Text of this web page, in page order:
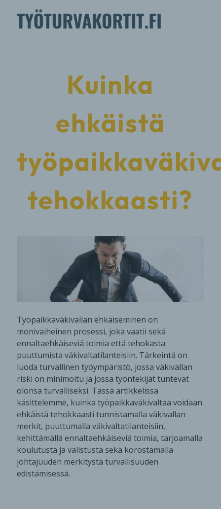
Kuinka
ehkäistä
tehokkaasti?
Työpaikkaväkivallan ehkäiseminen on
monivaiheinen prosessi, joka vaatii sekä
ennaltaehkäiseviä toimia että tehokasta
puuttumista väkivaltatilanteisiin. Tärkeintä on
luoda turvallinen työympäristö, jossa väkivallan
riski on minimoitu ja jossa työntekijät tuntevat
olonsa turvalliseksi. Tässä artikkelissa
käsittelemme, kuinka työpaikkaväkivaltaa voidaan
ehkäistä tehokkaasti tunnistamalla väkivallan
merkit, puuttumalla väkivaltatilanteisiin,
kehittämällä ennaltaehkäiseviä toimia, tarjoamalla
koulutusta ja valistusta sekä korostamalla
johtajuuden merkitystä turvallisuuden
edistämisessä.